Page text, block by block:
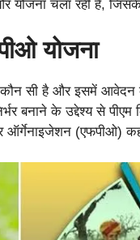
चला रही है, जिसके
योजना
सी है और इसमें आवेदन
बनाने के उद्देश्य से
ऑर्गेनाइजेशन (एफपीओ)